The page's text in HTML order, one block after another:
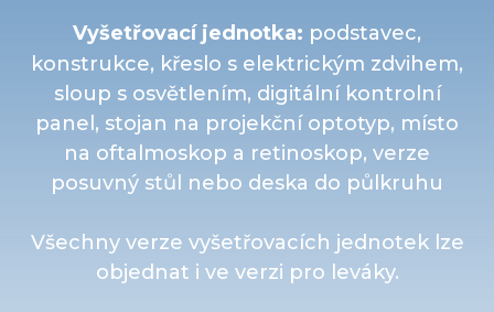
Vyšetřovací jednotka: podstavec,
konstrukce, křeslo s elektrickým zdvihem,
sloup s osvětlením, digitální kontrolní
panel, stojan na projekční optotyp, místo
na oftalmoskop a retinoskop, verze
posuvný stůl nebo deska do půlkruhu
Všechny verze vyšetřovacích jednotek lze
objednat i ve verzi pro leváky.